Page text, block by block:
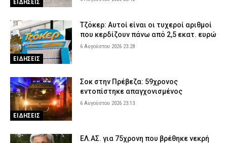
Σαμοθράκη: Επιχείρηση διάσωσης 15χρονης που τραυματίστηκε
ΕΙΔΗΣΕΙΣ 6 Αυγούστου 2026 17:02
Χαλκιδική: Πυροσβέστες έσβησαν μέσα σε 15 λεπτά φωτιά στο
Πόρτο Καρράς
Meteo: Πότε αρχίζει η περίοδος των δασικών πυρκαγιών στην
Ελλάδα – Οι έξι πιο επικίνδυνες εβδομάδες του έτους
ΕΙΔΗΣΕΙΣ 6 Αυγούστου 2026 16:37
ΕΙΔΗΣΕΙΣ
ΕΙΔΗΣΕΙΣ
Τζόκερ: Αυτοί είναι οι τυχεροί αριθμοί
που κερδίζουν πάνω από 2,5 εκατ. ευρώ
6 Αυγούστου 2026 23:28
ΕΙΔΗΣΕΙΣ
Σοκ στην Πρέβεζα: 59χρονος
εντοπίστηκε απαγχονισμένος
6 Αυγούστου 2026 23:13
ΕΛ.ΑΣ. για 75χρονη που βρέθηκε νεκρή